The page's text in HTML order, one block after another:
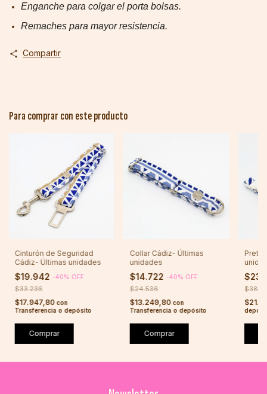
Enganche para colgar el porta bolsas.
Remaches para mayor resistencia.
Compartir
Para comprar con este producto
Cinturón de Seguridad
Cádiz- Últimas unidades
$19.942 -40% OFF
$33.236
$17.947,80 con
Transferencia o depósito
Comprar
Collar Cádiz- Últimas
unidades
$14.722 -40% OFF
$24.536
$13.249,80 con
Transferencia o depósito
Comprar